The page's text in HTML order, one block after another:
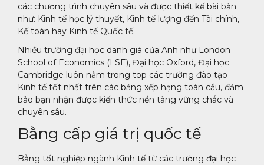
các chương trình chuyên sâu và được thiết kế bài bản
như: Kinh tế học lý thuyết, Kinh tế lượng đến Tài chính,
Kế toán hay Kinh tế Quốc tế.
Nhiều trường đại học danh giá của Anh như London
School of Economics (LSE), Đại học Oxford, Đại học
Cambridge luôn nằm trong top các trường đào tạo
Kinh tế tốt nhất trên các bảng xếp hạng toàn cầu, đảm
bảo bạn nhận được kiến thức nền tảng vững chắc và
chuyên sâu.
Bằng cấp giá trị quốc tế
Bằng tốt nghiệp ngành Kinh tế từ các trường đại học